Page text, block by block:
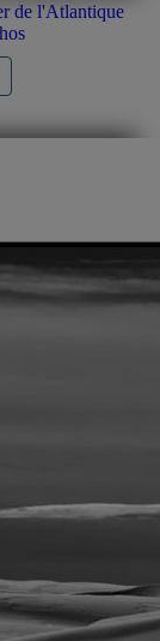
de l'Atlantique